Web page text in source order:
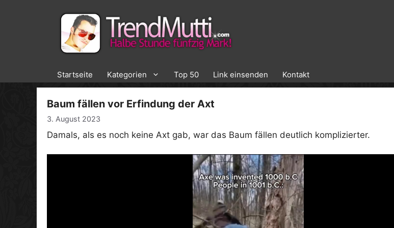
Startseite Kategorien Top 50 Link einsenden Kontakt
Baum fällen vor Erfindung der Axt
3. August 2023
Damals, als es noch keine Axt gab, war das Baum fällen deutlich komplizierter.